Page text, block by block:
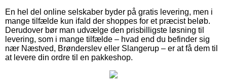
En hel del online selskaber byder på gratis levering, men i
mange tilfælde kun ifald der shoppes for et præcist beløb.
Derudover bør man udvælge den prisbilligste løsning til
levering, som i mange tilfælde – hvad end du befinder sig
nær Næstved, Brønderslev eller Slangerup – er at få dem til
at levere din ordre til en pakkeshop.